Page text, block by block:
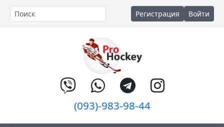
Регистрация Войти
(093)-983-98-44